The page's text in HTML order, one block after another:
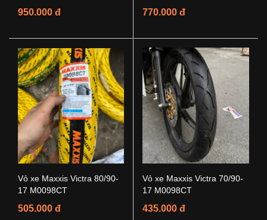
950.000 đ 770.000 đ
Vỏ xe Maxxis Victra 80/90-
17 M0098CT
505.000 đ
Vỏ xe Maxxis Victra 70/90-
17 M0098CT
435.000 đ